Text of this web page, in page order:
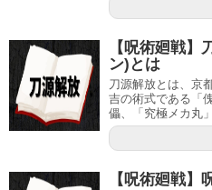
【呪術廻戦】
ン)とは
刀源解放とは、京
吉の術式である「
儡、「究極メカ丸
【呪術廻戦】